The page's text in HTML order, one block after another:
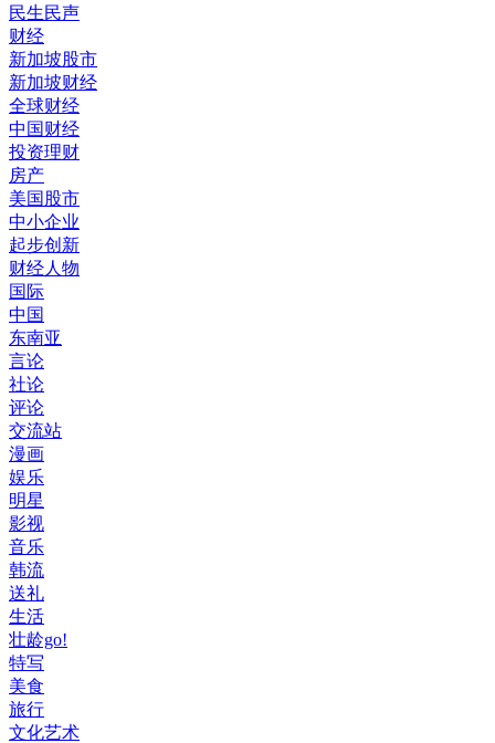
民生民声
财经
新加坡股市
新加坡财经
全球财经
中国财经
投资理财
房产
美国股市
中小企业
起步创新
财经人物
国际
中国
东南亚
言论
社论
评论
交流站
漫画
娱乐
明星
影视
音乐
韩流
送礼
生活
壮龄go!
特写
美食
旅行
文化艺术